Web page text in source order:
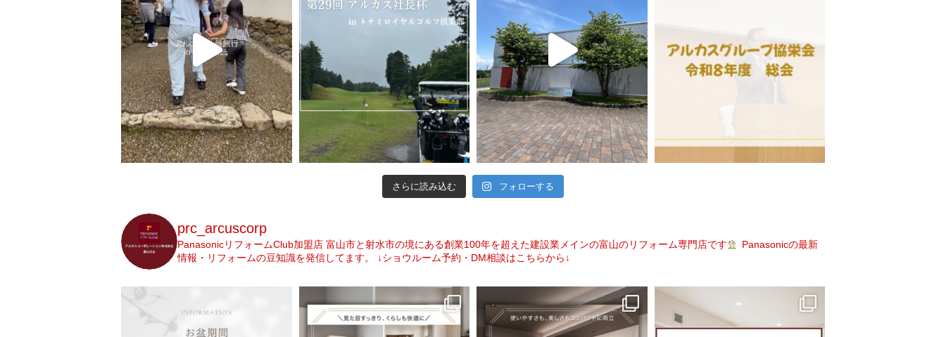
さらに読み込む フォローする
prc_arcuscorp
PanasonicリフォームClub加盟店 富山市と射水市の境にある創業100年を超えた建設業メインの富山のリフォーム専門店です
Panasonicの最新
情報・リフォームの豆知識を発信してます。
↓ショウルーム予約・DM相談はこちらから↓